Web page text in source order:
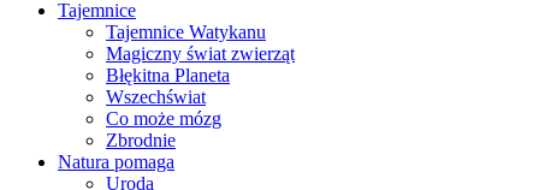
Tajemnice
Tajemnice Watykanu
Magiczny świat zwierząt
Błękitna Planeta
Wszechświat
Co może mózg
Zbrodnie
Natura pomaga
Uroda